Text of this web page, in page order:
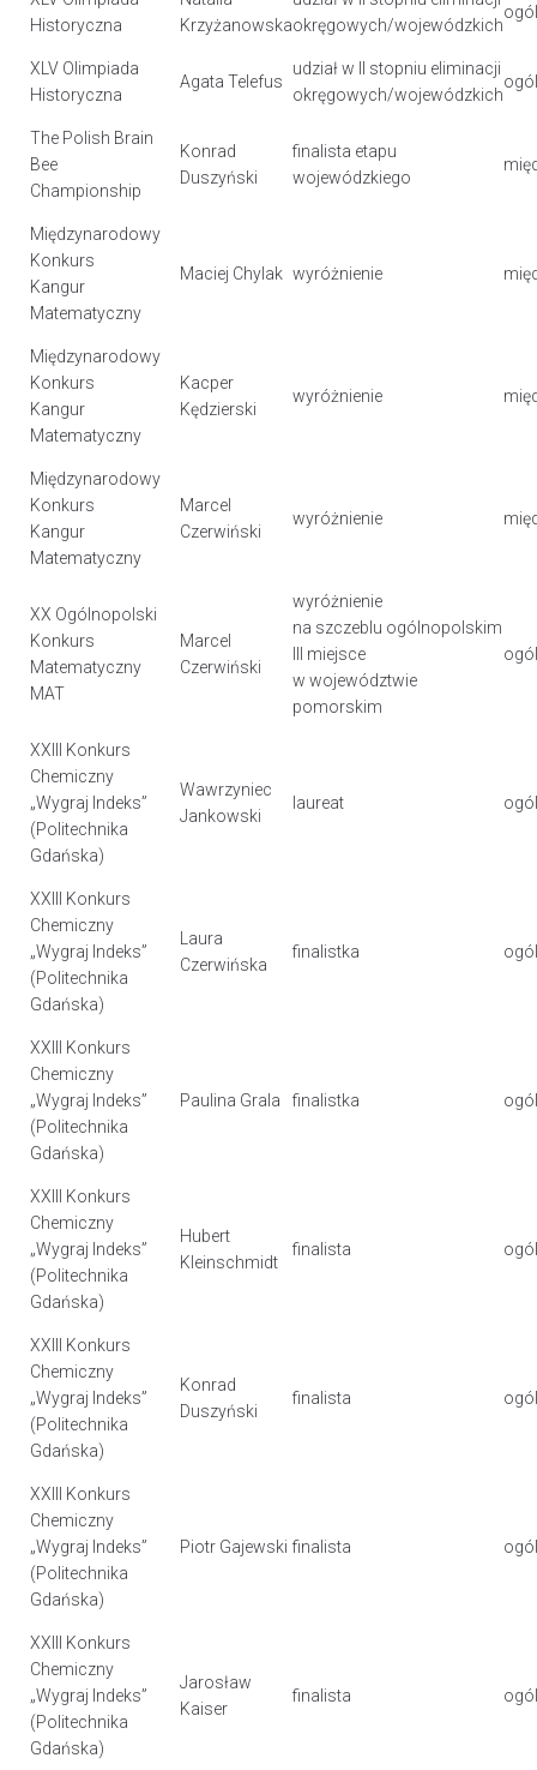
Historyczna
Krzyżanowskaokręgowych/wojewódzkich
XLV Olimpiada
Historyczna
Agata Telefus
udział w II stopniu eliminacji
okręgowych/wojewódzkich
The Polish Brain
Bee
Championship
Konrad
Duszyński
finalista etapu
wojewódzkiego
Międzynarodowy
Konkurs
Kangur
Matematyczny
Maciej Chylak wyróżnienie
Międzynarodowy
Konkurs
Kangur
Matematyczny
Kacper
Kędzierski
wyróżnienie
Międzynarodowy
Konkurs
Kangur
Matematyczny
Marcel
Czerwiński
wyróżnienie
XX Ogólnopolski
Konkurs
Matematyczny
MAT
Marcel
Czerwiński
wyróżnienie
na szczeblu ogólnopolskim
III miejsce
w województwie
pomorskim
XXIII Konkurs
Chemiczny
„Wygraj Indeks”
(Politechnika
Gdańska)
Wawrzyniec
Jankowski
laureat
XXIII Konkurs
Chemiczny
„Wygraj Indeks”
(Politechnika
Gdańska)
Laura
Czerwińska
finalistka
XXIII Konkurs
Chemiczny
„Wygraj Indeks”
(Politechnika
Gdańska)
Paulina Grala finalistka
XXIII Konkurs
Chemiczny
„Wygraj Indeks”
(Politechnika
Gdańska)
Hubert
Kleinschmidt
finalista
XXIII Konkurs
Chemiczny
„Wygraj Indeks”
(Politechnika
Gdańska)
Konrad
Duszyński
finalista
XXIII Konkurs
Chemiczny
„Wygraj Indeks”
(Politechnika
Gdańska)
Piotr Gajewski finalista
XXIII Konkurs
Chemiczny
„Wygraj Indeks”
(Politechnika
Gdańska)
Jarosław
Kaiser
finalista